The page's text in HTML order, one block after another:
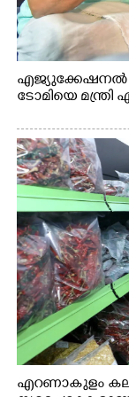
എജ്യുക്കേഷനൽ
ടോമിയെ
എറണാകുളം